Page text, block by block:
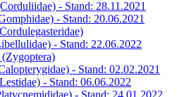
- Stand: 28.11.2021
- Stand: 20.06.2021
- Stand: 22.06.2022
- Stand: 02.02.2021
- Stand: 06.06.2022